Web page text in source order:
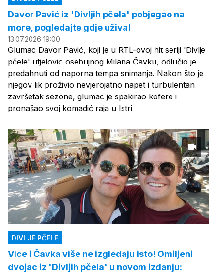
Davor Pavić iz 'Divljih pčela' pobjegao na
more, pogledajte gdje uživa!
13.07.2026 19:00
Glumac Davor Pavić, koji je u RTL-ovoj hit seriji 'Divlje
pčele' utjelovio osebujnog Milana Čavku, odlučio je
predahnuti od naporna tempa snimanja. Nakon što je
njegov lik proživio nevjerojatno napet i turbulentan
završetak sezone, glumac je spakirao kofere i
pronašao svoj komadić raja u Istri
DIVLJE PČELE
Vice i Čavka više ne izgledaju isto! Omiljeni
dvojac iz 'Divljih pčela' u novom izdanju: